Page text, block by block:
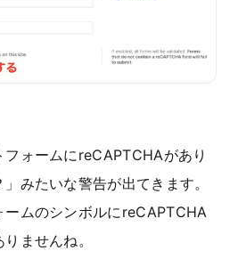
フォームにreCAPTCHAがあり
みたいな警告が出てきます。
ムのシンボルにreCAPTCHA
ませんね。